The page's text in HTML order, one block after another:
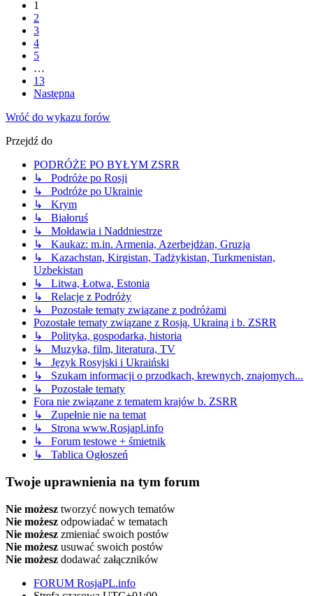
1
2
3
4
5
…
13
Następna
Wróć do wykazu forów
Przejdź do
PODRÓŻE PO BYŁYM ZSRR
↳ Podróże po Rosji
↳ Podróże po Ukrainie
↳ Krym
↳ Białoruś
↳ Mołdawia i Naddniestrze
↳ Kaukaz: m.in. Armenia, Azerbejdżan, Gruzja
↳ Kazachstan, Kirgistan, Tadżykistan, Turkmenistan,
Uzbekistan
↳ Litwa, Łotwa, Estonia
↳ Relacje z Podróży
↳ Pozostałe tematy związane z podróżami
Pozostałe tematy związane z Rosją, Ukrainą i b. ZSRR
↳ Polityka, gospodarka, historia
↳ Muzyka, film, literatura, TV
↳ Język Rosyjski i Ukraiński
↳ Szukam informacji o przodkach, krewnych, znajomych...
↳ Pozostałe tematy
Fora nie związane z tematem krajów b. ZSRR
↳ Zupełnie nie na temat
↳ Strona www.Rosjapl.info
↳ Forum testowe + śmietnik
↳ Tablica Ogłoszeń
Twoje uprawnienia na tym forum
Nie możesz tworzyć nowych tematów
Nie możesz odpowiadać w tematach
Nie możesz zmieniać swoich postów
Nie możesz usuwać swoich postów
Nie możesz dodawać załączników
FORUM RosjaPL.info